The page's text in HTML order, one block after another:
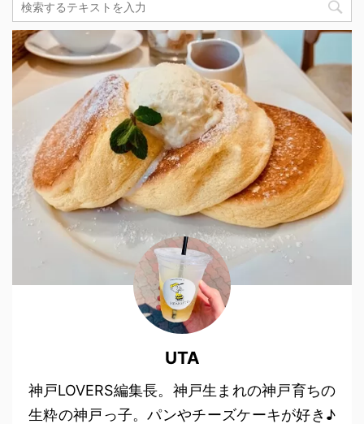
UTA
神戸LOVERS編集長。神戸生まれの神戸育ちの
生粋の神戸っ子。パンやチーズケーキが好き♪